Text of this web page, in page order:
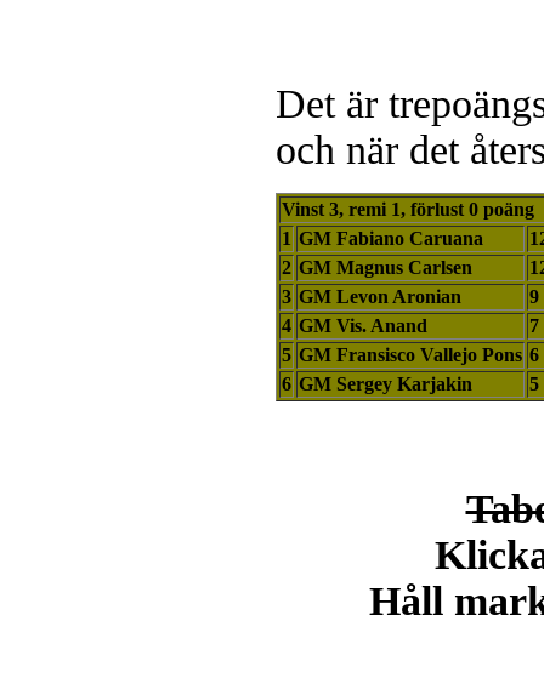
Det är
och när det
Vinst 3, remi 1, förlust 0 poäng
1 GM Fabiano Caruana
2 GM Magnus Carlsen
3 GM Levon Aronian
9
4 GM Vis. Anand
7
5 GM Fransisco Vallejo Pons 6
6 GM Sergey Karjakin 5
Håll